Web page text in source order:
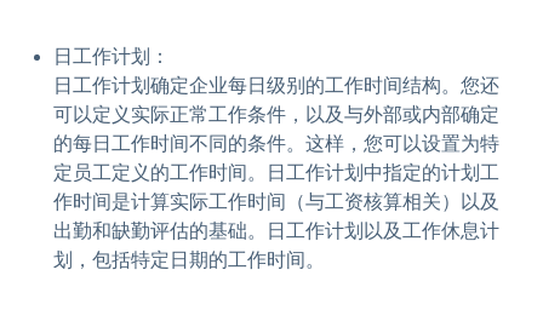
日工作计划：
日工作计划确定企业每日级别的工作时间结构。您还
可以定义实际正常工作条件，以及与外部或内部确定
的每日工作时间不同的条件。这样，您可以设置为特
定员工定义的工作时间。日工作计划中指定的计划工
作时间是计算实际工作时间（与工资核算相关）以及
出勤和缺勤评估的基础。日工作计划以及工作休息计
划，包括特定日期的工作时间。